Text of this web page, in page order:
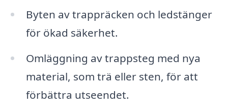
Byten av trappräcken och ledstänger
för ökad säkerhet.
Omläggning av trappsteg med nya
material, som trä eller sten, för att
förbättra utseendet.